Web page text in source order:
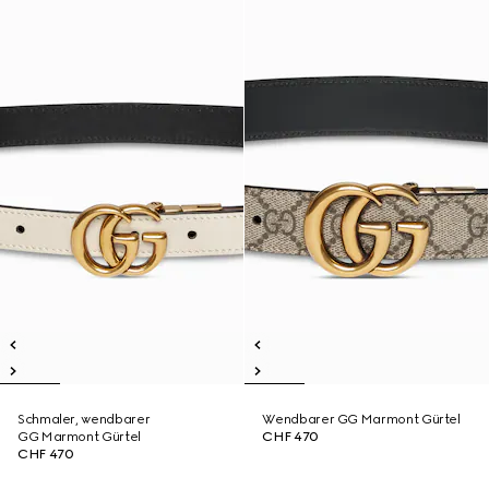
Schmaler, wendbarer
GG Marmont Gürtel
CHF 470
Wendbarer GG Marmont Gürtel
CHF 470